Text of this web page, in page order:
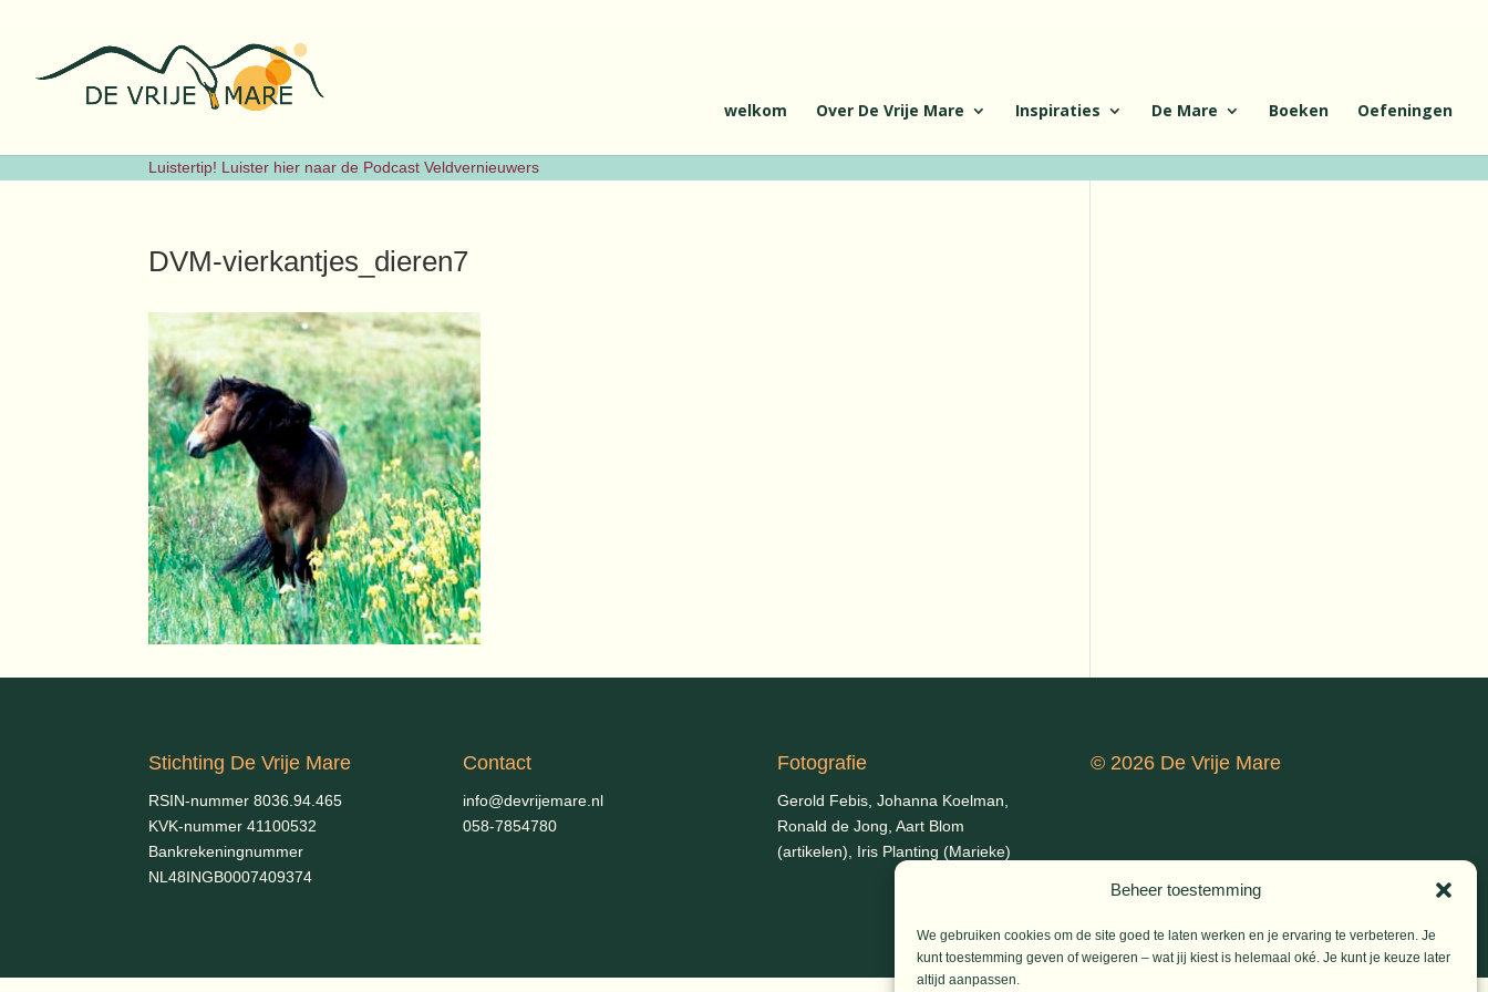
Beheer toestemming
We gebruiken cookies om de site goed te laten werken en je ervaring te verbeteren. Je
kunt toestemming geven of weigeren – wat jij kiest is helemaal oké. Je kunt je keuze later
altijd aanpassen.
Luistertip! Luister hier naar de Podcast Veldvernieuwers
welkom Over De Vrije Mare Inspiraties De Mare Boeken Oefeningen
DVM-vierkantjes_dieren7
Stichting De Vrije Mare
RSIN-nummer 8036.94.465
KVK-nummer 41100532
Bankrekeningnummer
NL48INGB0007409374
Contact
info@devrijemare.nl
058-7854780
Fotografie
Gerold Febis, Johanna Koelman,
Ronald de Jong, Aart Blom
(artikelen), Iris Planting (Marieke)
© 2026 De Vrije Mare